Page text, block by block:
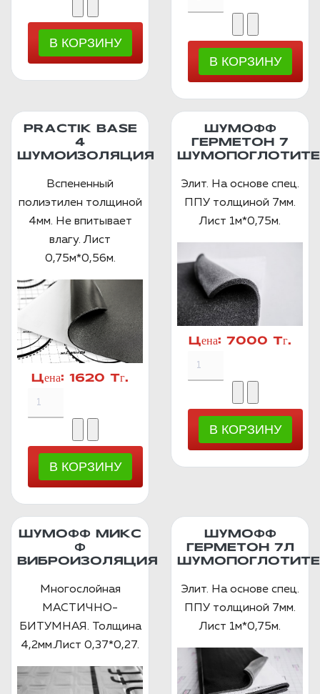
PRACTIK BASE
4
ШУМОИЗОЛЯЦИЯ
Вспененный
полиэтилен толщиной
4мм. Не впитывает
влагу. Лист
0,75м*0,56м.
Цена: 1620 Тг.
ШУМОФФ
ГЕРМЕТОН 7
Элит. На основе спец.
ППУ толщиной 7мм.
Лист 1м*0,75м.
Цена: 7000 Тг.
ШУМОФФ МИКС
Ф
ВИБРОИЗОЛЯЦИЯ
Многослойная
МАСТИЧНО-
БИТУМНАЯ. Толщина
4,2мм.Лист 0,37*0,27.
ШУМОФФ
ГЕРМЕТОН 7Л
Элит. На основе спец.
ППУ толщиной 7мм.
Лист 1м*0,75м.